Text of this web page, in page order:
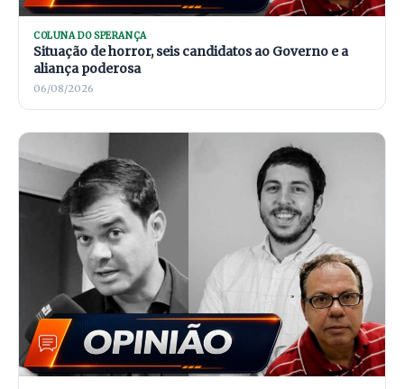
COLUNA DO SPERANÇA
Situação de horror, seis candidatos ao Governo e a
aliança poderosa
06/08/2026